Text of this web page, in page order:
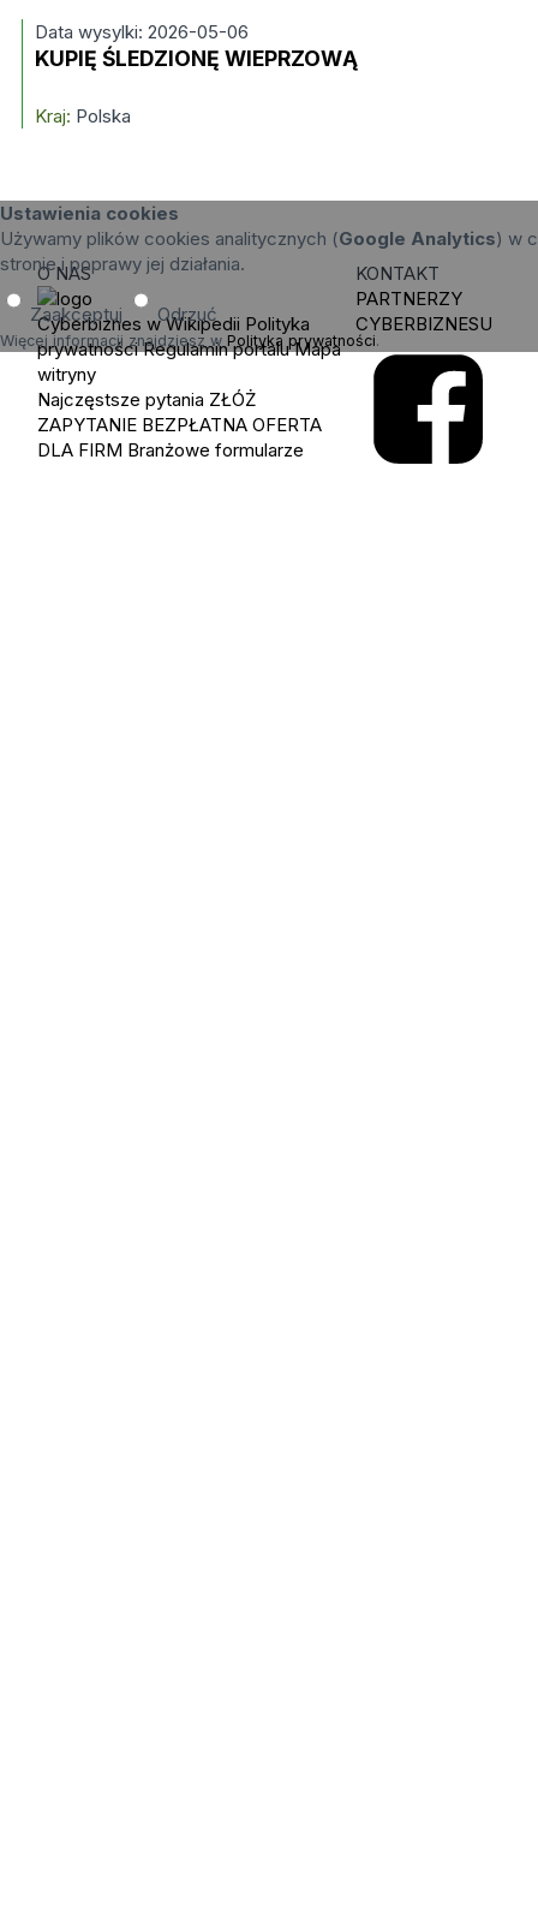
Data wysylki: 2026-05-06
KUPIĘ ŚLEDZIONĘ WIEPRZOWĄ
Kraj: Polska
Ustawienia cookies
Używamy plików cookies analitycznych (Google Analytics) w
stronie i poprawy jej działania.
Zaakceptuj Odrzuć
Więcej informacji znajdziesz w Polityka prywatności.
O NAS
Cyberbiznes w Wikipedii Polityka
prywatności Regulamin portalu Mapa
witryny
Najczęstsze pytania ZŁÓŻ
ZAPYTANIE BEZPŁATNA OFERTA
DLA FIRM Branżowe formularze
KONTAKT
PARTNERZY
CYBERBIZNESU